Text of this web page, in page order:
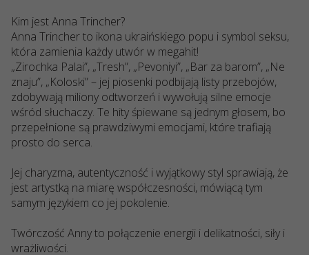
Kim jest Anna Trincher?
Anna Trincher to ikona ukraińskiego popu i symbol seksu,
która zamienia każdy utwór w megahit!
„Zirochka Palai”, „Tresh”, „Pevoniyi”, „Bar za barom”, „Ne
znaju”, „Koloski” – jej piosenki podbijają listy przebojów,
zdobywają miliony odtworzeń i wywołują silne emocje
wśród słuchaczy. Te hity śpiewane są jednym głosem, bo
przepełnione są prawdziwymi emocjami, które trafiają
prosto do serca.
Jej charyzma, autentyczność i wyjątkowy styl sprawiają, że
jest artystką na miarę współczesności, mówiącą tym
samym językiem co jej pokolenie.
Twórczość Anny to połączenie energii i delikatności, siły i
wrażliwości.